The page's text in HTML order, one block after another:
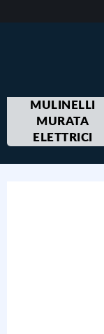
MULINELLI
MURATA
ELETTRICI